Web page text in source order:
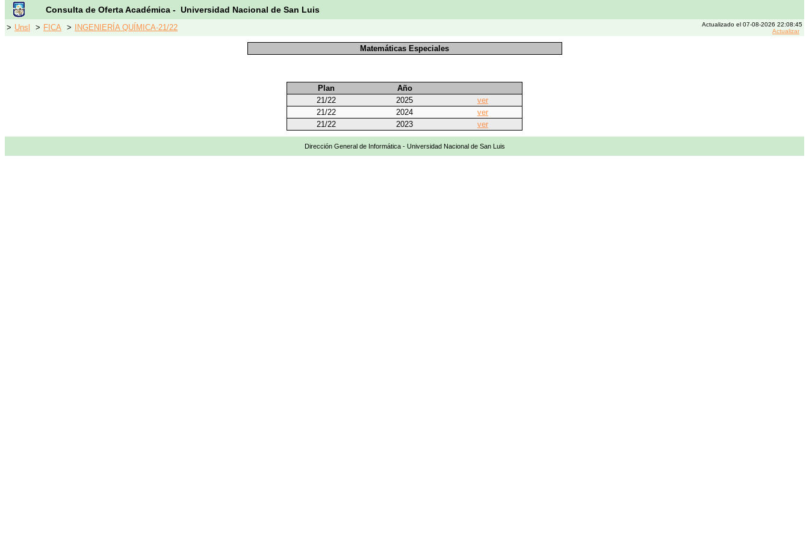
Consulta de Oferta Académica - Universidad Nacional de San Luis
> Unsl > FICA > INGENIERÍA QUÍMICA-21/22
Actualizado el 07-08-2026 22:08:45
Actualizar
Matemáticas Especiales
Plan
Año
21/22
2025
ver
21/22
2024
ver
21/22
2023 ver
Dirección General de Informática - Universidad Nacional de San Luis